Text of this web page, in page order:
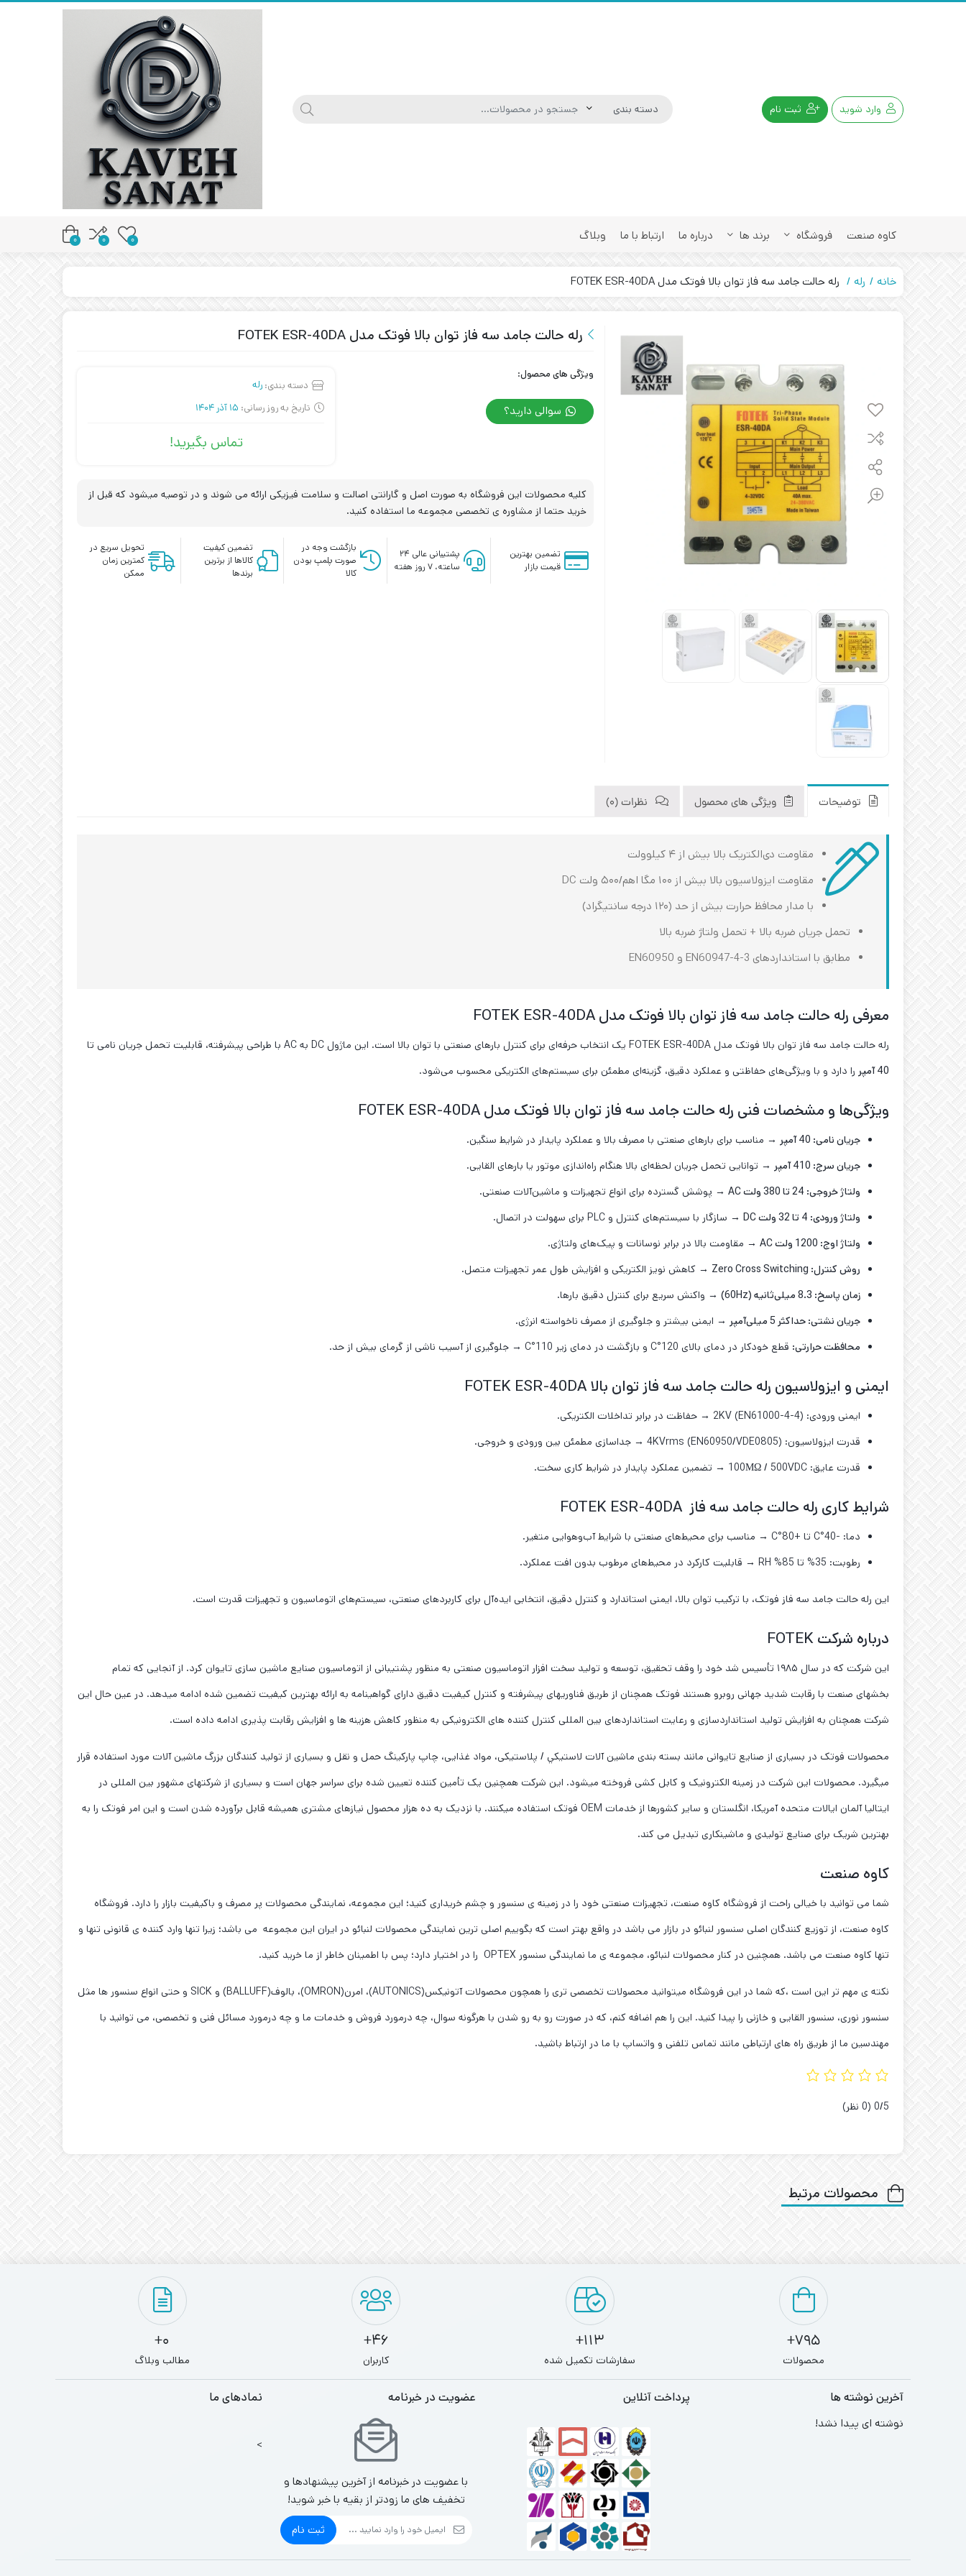
وارد شوید ثبت نام
کاوه صنعت فروشگاه برند ها درباره ما ارتباط با ما وبلاگ 0
0
0
خانه رله رله حالت جامد سه فاز توان بالا فوتک مدل FOTEK ESR-40DA
رله حالت جامد سه فاز توان بالا فوتک مدل FOTEK ESR-40DA
ویژگی های محصول:
سوالی دارید؟
دسته بندی: رله
تاریخ به روز رسانی: 15 آذر 1404
تماس بگیرید!
کلیه محصولات این فروشگاه به صورت اصل و گارانتی اصالت و سلامت فیزیکی ارائه می شوند و در توصیه میشود که قبل از
خرید حتما از مشاوره ی تخصصی مجموعه ما استفاده کنید.
تضمین بهترین
قیمت بازار
پشتیبانی عالی ۲۴
ساعته، ۷ روز هفته
بازگشت وجه در
صورت پلمپ بودن
کالا
تضمین کیفیت
کالاها از برترین
برندها
تحویل سریع در
کمترین زمان
ممکن
توضیحات ویژگی های محصول نظرات (0)
مقاومت دی‌الکتریک بالا بیش از ۴ کیلوولت
مقاومت ایزولاسیون بالا بیش از ۱۰۰ مگا اهم/۵۰۰ ولت DC
با مدار محافظ حرارت بیش از حد (۱۲۰ درجه سانتیگراد)
تحمل جریان ضربه بالا + تحمل ولتاژ ضربه بالا
مطابق با استانداردهای EN60947-4-3 و EN60950
معرفی رله حالت جامد سه فاز توان بالا فوتک مدل FOTEK ESR-40DA
رله حالت جامد سه فاز توان بالا فوتک مدل FOTEK ESR-40DA یک انتخاب حرفه‌ای برای کنترل بارهای صنعتی با توان بالا است. این ماژول DC به AC با طراحی پیشرفته، قابلیت تحمل جریان نامی تا
40 آمپر را دارد و با ویژگی‌های حفاظتی و عملکرد دقیق، گزینه‌ای مطمئن برای سیستم‌های الکتریکی محسوب می‌شود.
ویژگی‌ها و مشخصات فنی رله حالت جامد سه فاز توان بالا فوتک مدل FOTEK ESR-40DA
جریان نامی: 40 آمپر
→ مناسب برای بارهای صنعتی با مصرف بالا و عملکرد پایدار در شرایط سنگین.
جریان سرج: 410 آمپر
→ توانایی تحمل جریان لحظه‌ای بالا هنگام راه‌اندازی موتور یا بارهای القایی.
ولتاژ خروجی: 24 تا 380 ولت
→ پوشش گسترده برای انواع تجهیزات و ماشین‌آلات صنعتی.
ولتاژ ورودی: 4 تا 32 ولت
→ سازگار با سیستم‌های کنترل و PLC برای سهولت در اتصال.
ولتاژ اوج: 1200 ولت
→ مقاومت بالا در برابر نوسانات و پیک‌های ولتاژی.
روش کنترل: Zero Cross Switching
→ کاهش نویز الکتریکی و افزایش طول عمر تجهیزات متصل.
زمان پاسخ: 8.3 میلی‌ثانیه
(60Hz)
→ واکنش سریع برای کنترل دقیق بارها.
جریان نشتی: حداکثر 5 میلی‌آمپر
→ ایمنی بیشتر و جلوگیری از مصرف ناخواسته انرژی.
محافظت حرارتی: قطع خودکار در دمای بالای 120°C و بازگشت در دمای زیر 110°C → جلوگیری از آسیب ناشی از گرمای بیش از حد.
ایمنی و ایزولاسیون رله حالت جامد سه فاز توان بالا FOTEK ESR-40DA
ایمنی ورودی: 2KV (EN61000-4-4) → حفاظت در برابر تداخلات الکتریکی.
قدرت ایزولاسیون: 4KVrms (EN60950/VDE0805) → جداسازی مطمئن بین ورودی و خروجی.
قدرت عایق: 100ΜΩ / 500VDC → تضمین عملکرد پایدار در شرایط کاری سخت.
شرایط کاری رله حالت جامد سه فاز FOTEK ESR-40DA
دما: -40°C تا +80°C → مناسب برای محیط‌های صنعتی با شرایط آب‌وهوایی متغیر.
رطوبت: 35% تا 85% RH → قابلیت کارکرد در محیط‌های مرطوب بدون افت عملکرد.
این رله حالت جامد سه فاز فوتک، با ترکیب توان بالا، ایمنی استاندارد و کنترل دقیق، انتخابی ایده‌آل برای کاربردهای صنعتی، سیستم‌های اتوماسیون و تجهیزات قدرت است.
درباره شرکت FOTEK
این شرکت که در سال ۱۹۸۵ تأسیس شد خود را وقف تحقیق، توسعه و تولید سخت افزار اتوماسیون صنعتی به منظور پشتیبانی از اتوماسیون صنایع ماشین سازی تایوان کرد. از آنجایی که تمام
بخشهای صنعت با رقابت شدید جهانی روبرو هستند فوتک همچنان از طریق فناوریهای پیشرفته و کنترل کیفیت دقیق دارای گواهینامه به ارائه بهترین کیفیت تضمین شده ادامه میدهد. در عین حال این
شرکت همچنان به افزایش تولید استانداردسازی و رعایت استانداردهای بین المللی کنترل کننده های الکترونیکی به منظور کاهش هزینه ها و افزایش رقابت پذیری ادامه داده است.
محصولات فوتک در بسیاری از صنایع تایوانی مانند بسته بندی ماشین آلات لاستيكي / پلاستیکی، مواد غذایی، چاپ پارکینگ حمل و نقل و بسیاری از تولید کنندگان بزرگ ماشین آلات مورد استفاده قرار
میگیرد. محصولات این شرکت در زمینه الکترونیک و کابل کشی فروخته میشود. این شرکت همچنین یک تأمین کننده تعیین شده برای سراسر جهان است و بسیاری از شرکتهای مشهور بین المللی در
ایتالیا آلمان ایالات متحده آمریکا، انگلستان و سایر کشورها از خدمات OEM فوتک استفاده میکنند. با نزدیک به ده هزار محصول نیازهای مشتری همیشه قابل برآورده شدن است و این امر فوتک را به
بهترین شریک برای صنایع تولیدی و ماشینکاری تبدیل می کند.
کاوه صنعت
شما می توانید با خیالی راحت از فروشگاه کاوه صنعت، تجهیزات صنعتی خود را در زمینه ی سنسور و چشم خریداری کنید؛ این مجموعه، نمایندگی محصولات پر مصرف و باکیفیت بازار را دارد. فروشگاه
کاوه صنعت، از توزیع کنندگان اصلی سنسور لنبائو در بازار می باشد در واقع بهتر است که بگوییم اصلی ترین نمایندگی محصولات لنبائو در ایران این مجموعه می باشد؛ زیرا تنها وارد کننده ی قانونی تنها و
تنها کاوه صنعت می باشد. همچنین در کنار محصولات لنبائو، مجموعه ی ما نمایندگی سنسور OPTEX را در اختیار دارد؛ پس با اطمینان خاطر از ما خرید کنید.
نکته ی مهم تر این است ،که شما در این فروشگاه میتوانید محصولات تخصصی تری را همچون محصولات آتونیکس(AUTONICS)، امرن(OMRON)، بالوف(BALLUFF) و SICK و حتی انواع سنسور ها مثل
سنسور نوری، سنسور القایی و خازنی را پیدا کنید. این را هم اضافه کنم، که در صورت رو به رو شدن با هرگونه سوال، چه درمورد فروش و خدمات ما و چه درمورد مسائل فنی و تخصصی، می توانید با
مهندسین ما از طریق راه های ارتباطی مانند تماس تلفنی و واتساپ با ما در ارتباط باشید.
‫0/5 ‫(0 نظر)
محصولات مرتبط
795+
محصولات
113+
سفارشات تکمیل شده
46+
کاربران
0+
مطالب وبلاگ
آخرین نوشته ها
نوشته ای پیدا نشد!
پرداخت آنلاین عضویت در خبرنامه
با عضویت در خبرنامه از آخرین پیشنهادها و
تخفیف های ما زودتر از بقیه با خبر شوید!
ثبت نام
نمادهای ما
>